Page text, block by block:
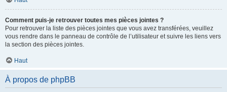
Comment puis-je retrouver toutes mes pièces jointes ?
Pour retrouver la liste des pièces jointes que vous avez transférées, veuillez
vous rendre dans le panneau de contrôle de l’utilisateur et suivre les liens vers
la section des pièces jointes.
Haut
À propos de phpBB